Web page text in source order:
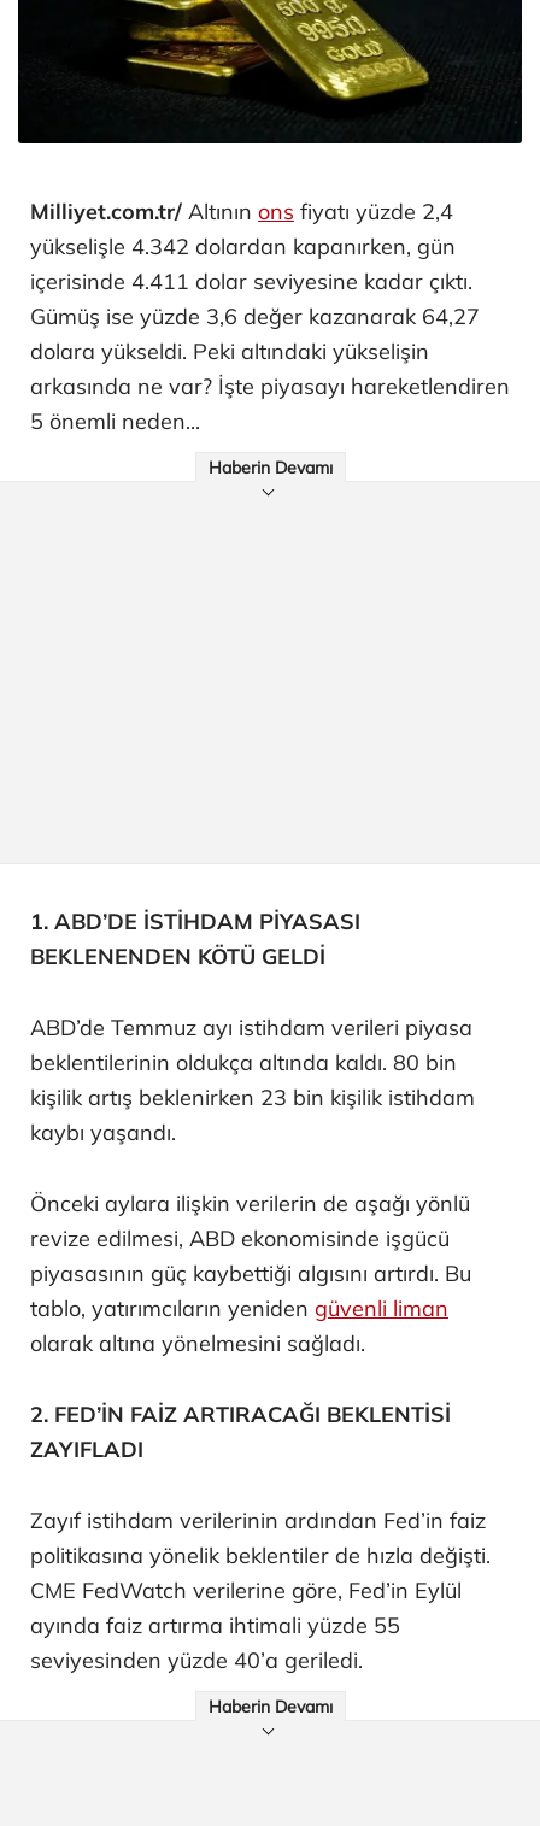
Milliyet.com.tr/ Altının ons fiyatı yüzde 2,4
yükselişle 4.342 dolardan kapanırken, gün
içerisinde 4.411 dolar seviyesine kadar çıktı.
Gümüş ise yüzde 3,6 değer kazanarak 64,27
dolara yükseldi. Peki altındaki yükselişin
arkasında ne var? İşte piyasayı hareketlendiren
5 önemli neden...
Haberin Devamı
1. ABD’DE İSTİHDAM PİYASASI
BEKLENENDEN KÖTÜ GELDİ
ABD’de Temmuz ayı istihdam verileri piyasa
beklentilerinin oldukça altında kaldı. 80 bin
kişilik artış beklenirken 23 bin kişilik istihdam
kaybı yaşandı.
Önceki aylara ilişkin verilerin de aşağı yönlü
revize edilmesi, ABD ekonomisinde işgücü
piyasasının güç kaybettiği algısını artırdı. Bu
tablo, yatırımcıların yeniden güvenli liman
olarak altına yönelmesini sağladı.
2. FED’İN FAİZ ARTIRACAĞI BEKLENTİSİ
ZAYIFLADI
Zayıf istihdam verilerinin ardından Fed’in faiz
politikasına yönelik beklentiler de hızla değişti.
CME FedWatch verilerine göre, Fed’in Eylül
ayında faiz artırma ihtimali yüzde 55
seviyesinden yüzde 40’a geriledi.
Haberin Devamı